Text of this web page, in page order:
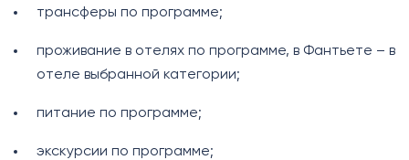
трансферы по программе;
проживание в отелях по программе, в Фантьете – в
отеле выбранной категории;
питание по программе;
экскурсии по программе;